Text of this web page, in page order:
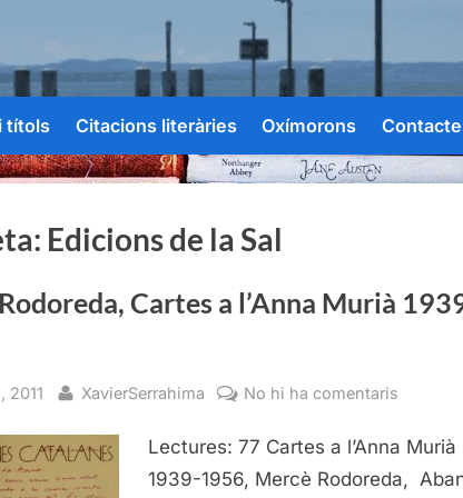
títols Citacions literàries Oxímorons Contacte
Edicions de la Sal
Cartes a l’Anna Murià
2011 By
XavierSerrahima No hi ha comentaris
Cartes
Lectures: 77 Cartes a l’Anna Murià
1939-1956, Mercè Rodoreda,